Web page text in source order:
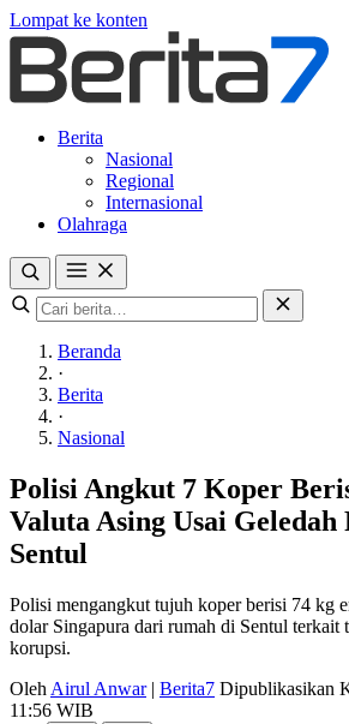
Lompat ke konten
Berita
Nasional
Regional
Internasional
Olahraga
Beranda
·
Berita
·
Nasional
Polisi Angkut 7 Koper
Valuta Asing Usai Geledah
Sentul
Polisi mengangkut tujuh koper berisi 74 kg
dolar Singapura dari rumah di Sentul terkait
korupsi.
Oleh Airul Anwar | Berita7 Dipublikasikan
11:56 WIB